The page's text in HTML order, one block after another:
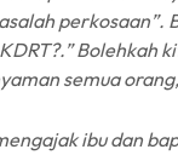
Bolehkah
semua
ibu dan